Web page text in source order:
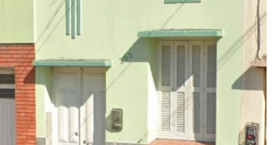
ANUNCIE
SEU
IMÓVEL
CONTATO